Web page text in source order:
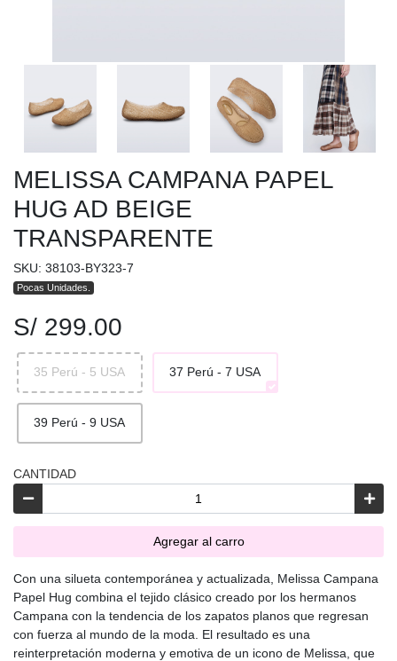
MELISSA CAMPANA PAPEL
HUG AD BEIGE
TRANSPARENTE
SKU: 38103-BY323-7
Pocas Unidades.
S/ 299.00
35 Perú - 5 USA 37 Perú - 7 USA
39 Perú - 9 USA
CANTIDAD
Agregar al carro
Con una silueta contemporánea y actualizada, Melissa Campana
Papel Hug combina el tejido clásico creado por los hermanos
Campana con la tendencia de los zapatos planos que regresan
con fuerza al mundo de la moda. El resultado es una
reinterpretación moderna y emotiva de un icono de Melissa, que